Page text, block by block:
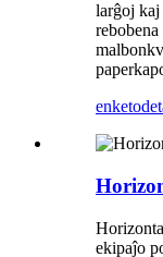
larĝoj kaj
enketo
ekipaĵo